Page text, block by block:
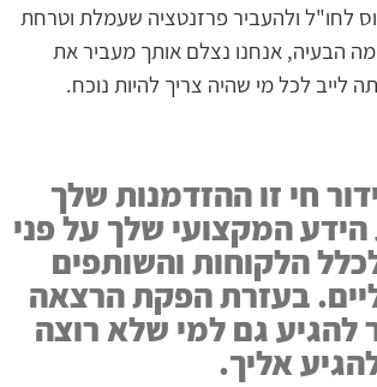
לחו"ל ולהעביר פרזנטציה שעמלת וטרחת
הבעיה, אנחנו נצלם אותך מעביר את
לייב לכל מי שהיה צריך להיות נוכח.
חי זו ההזדמנות שלך
המקצועי שלך על פני
הלקוחות והשותפים
בעזרת הפקת הרצאה
להגיע גם למי שלא רוצה
אליך.